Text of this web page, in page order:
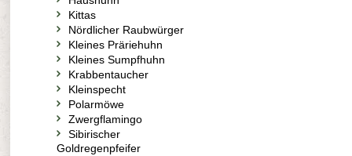
Kittas
Nördlicher Raubwürger
Kleines Präriehuhn
Kleines Sumpfhuhn
Krabbentaucher
Kleinspecht
Polarmöwe
Zwergflamingo
Sibirischer
Goldregenpfeifer